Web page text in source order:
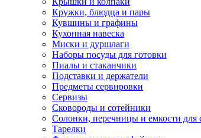
Кружки, блюдца и пары
Кувшины и графины
Кухонная навеска
Миски и дуршлаги
Наборы посуды для готовки
Пиалы и стаканчики
Подставки и держатели
Предметы сервировки
Сервизы
Сковороды и сотейники
Солонки, перечницы и емкости для
Тарелки